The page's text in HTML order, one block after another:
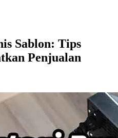
Sablon: Tips
Penjualan